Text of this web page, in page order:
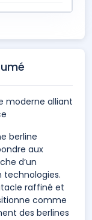
moderne alliant
berline
aux
d’un
technologies.
raffiné et
comme
des berlines